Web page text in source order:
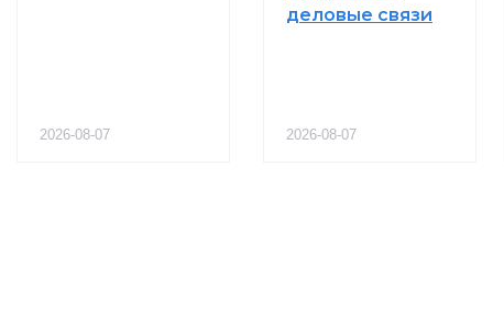
2026-08-07
деловые связи
2026-08-07